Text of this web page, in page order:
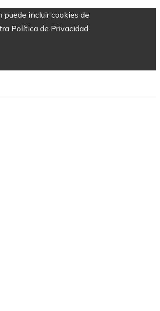
incluir cookies de
Política de Privacidad.